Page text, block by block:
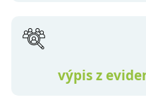
výpis z